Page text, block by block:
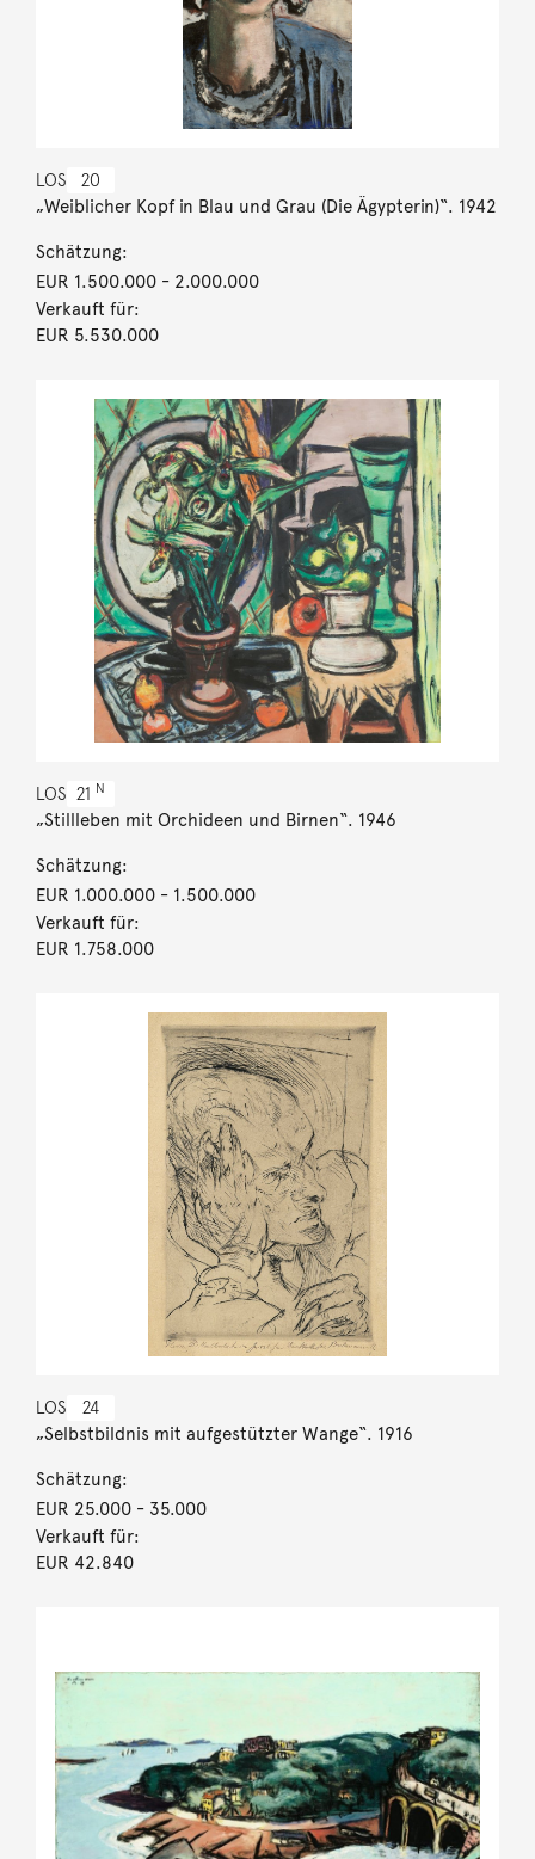
LOS 20
„Weiblicher Kopf in Blau und Grau (Die Ägypterin)“. 1942
Schätzung:
EUR 1.500.000- 2.000.000
Verkauft für:
EUR 5.530.000
LOS 21 N
„Stillleben mit Orchideen und Birnen“. 1946
Schätzung:
EUR 1.000.000- 1.500.000
Verkauft für:
EUR 1.758.000
LOS 24
„Selbstbildnis mit aufgestützter Wange“. 1916
Schätzung:
EUR 25.000- 35.000
Verkauft für:
EUR 42.840